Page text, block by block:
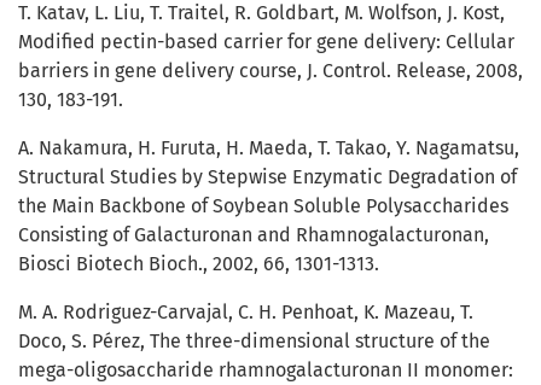
T. Katav, L. Liu, T. Traitel, R. Goldbart, M. Wolfson, J. Kost,
Modified pectin-based carrier for gene delivery: Cellular
barriers in gene delivery course, J. Control. Release, 2008,
130, 183-191.
A. Nakamura, H. Furuta, H. Maeda, T. Takao, Y. Nagamatsu,
Structural Studies by Stepwise Enzymatic Degradation of
the Main Backbone of Soybean Soluble Polysaccharides
Consisting of Galacturonan and Rhamnogalacturonan,
Biosci Biotech Bioch., 2002, 66, 1301-1313.
M. A. Rodriguez-Carvajal, C. H. Penhoat, K. Mazeau, T.
Doco, S. Pérez, The three-dimensional structure of the
mega-oligosaccharide rhamnogalacturonan II monomer: